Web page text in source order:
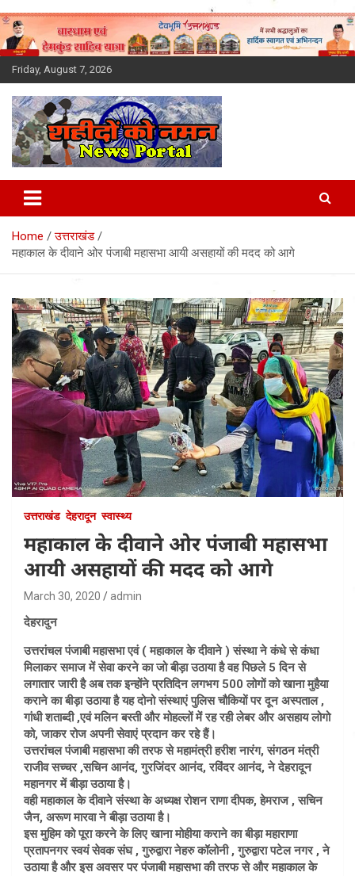
Skip
to
content
Friday, August 7, 2026
Latest News Today, Breaking
News, Uttarakhand News in
Hindi
Home
उत्तराखंड
महाकाल के दीवाने ओर पंजाबी महासभा आयी असहायों की मदद को आगे
उत्तराखंड देहरादून स्वास्थ्य
महाकाल के दीवाने ओर पंजाबी महासभा
आयी असहायों की मदद को आगे
March 30, 2020 admin
देहरादुन
उत्तरांचल पंजाबी महासभा एवं ( महाकाल के दीवाने ) संस्था ने कंधे से कंधा
मिलाकर समाज में सेवा करने का जो बीड़ा उठाया है वह पिछले 5 दिन से
लगातार जारी है अब तक इन्होंने प्रतिदिन लगभग 500 लोगों को खाना मुहैया
कराने का बीड़ा उठाया है यह दोनो संस्थाएं पुलिस चौकियों पर दून अस्पताल ,
गांधी शताब्दी ,एवं मलिन बस्ती और मोहल्लों में रह रही लेबर और असहाय लोगो
को, जाकर रोज अपनी सेवाएं प्रदान कर रहे हैं।
उत्तरांचल पंजाबी महासभा की तरफ से महामंत्री हरीश नारंग, संगठन मंत्री
राजीव सच्चर ,सचिन आनंद, गुरजिंदर आनंद, रविंदर आनंद, ने देहरादून
महानगर में बीड़ा उठाया है।
वही महाकाल के दीवाने संस्था के अध्यक्ष रोशन राणा दीपक, हेमराज , सचिन
जैन, अरूण मारवा ने बीड़ा उठाया है।
इस मुहिम को पूरा करने के लिए खाना मोहीया कराने का बीड़ा महाराणा
प्रतापनगर स्वयं सेवक संघ , गुरुद्वारा नेहरु कॉलोनी , गुरुद्वारा पटेल नगर , ने
उठाया है और इस अवसर पर पंजाबी महासभा की तरफ से और महाकाल के